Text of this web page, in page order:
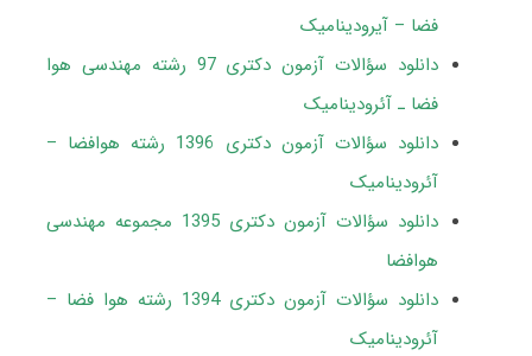
فضا – آیرودینامیک
دانلود سؤالات آزمون دکتری 97 رشته مهندسی هوا
فضا ـ آئرودینامیک
دانلود سؤالات آزمون دکتری 1396 رشته هوافضا –
آئرودینامیک
دانلود سؤالات آزمون دکتری 1395 مجموعه مهندسی
هوافضا
دانلود سؤالات آزمون دکتری 1394 رشته هوا فضا –
آئرودینامیک